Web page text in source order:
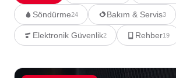
Söndürme24 Bakım & Servis3
Elektronik Güvenlik2 Rehber19